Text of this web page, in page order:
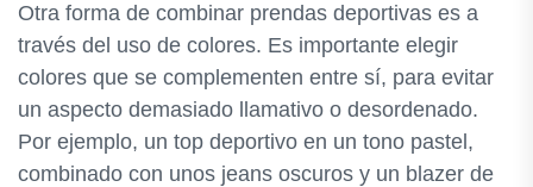
Otra forma de combinar prendas deportivas es a
través del uso de colores. Es importante elegir
colores que se complementen entre sí, para evitar
un aspecto demasiado llamativo o desordenado.
Por ejemplo, un top deportivo en un tono pastel,
combinado con unos jeans oscuros y un blazer de